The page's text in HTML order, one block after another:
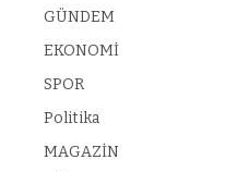
GÜNDEM
EKONOMİ
SPOR
Politika
MAGAZİN